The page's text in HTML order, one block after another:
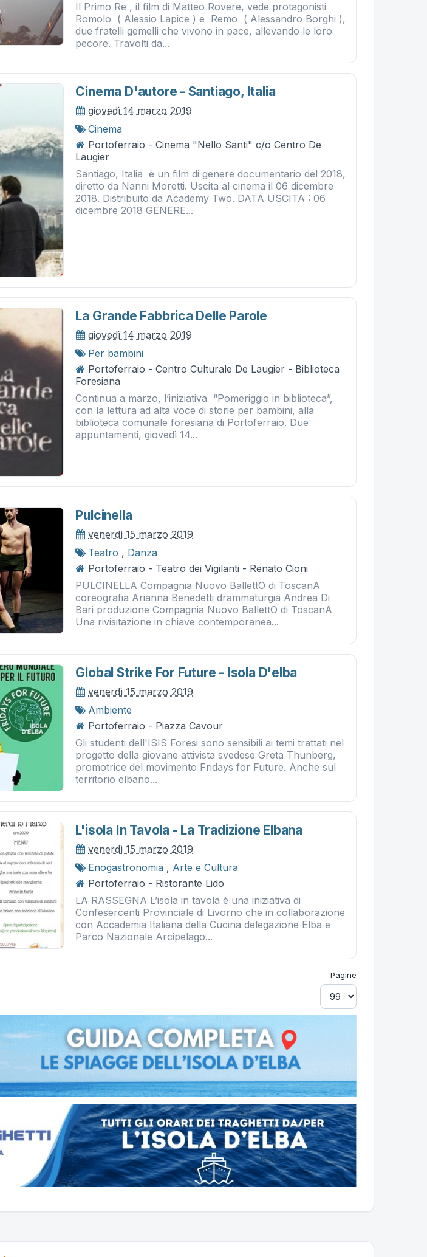
Il Primo Re , il film di Matteo Rovere, vede protagonisti
Romolo ( Alessio Lapice ) e Remo ( Alessandro Borghi ),
due fratelli gemelli che vivono in pace, allevando le loro
pecore. Travolti da...
Cinema D'autore - Santiago, Italia
giovedì 14 marzo 2019
Cinema
Portoferraio - Cinema "Nello Santi" c/o Centro De
Laugier
Santiago, Italia è un film di genere documentario del 2018,
diretto da Nanni Moretti. Uscita al cinema il 06 dicembre
2018. Distribuito da Academy Two. DATA USCITA : 06
dicembre 2018 GENERE...
La Grande Fabbrica Delle Parole
giovedì 14 marzo 2019
Per bambini
Portoferraio - Centro Culturale De Laugier - Biblioteca
Foresiana
Continua a marzo, l’iniziativa “Pomeriggio in biblioteca”,
con la lettura ad alta voce di storie per bambini, alla
biblioteca comunale foresiana di Portoferraio. Due
appuntamenti, giovedì 14...
Pulcinella
venerdì 15 marzo 2019
Teatro , Danza
Portoferraio - Teatro dei Vigilanti - Renato Cioni
PULCINELLA Compagnia Nuovo BallettO di ToscanA
coreografia Arianna Benedetti drammaturgia Andrea Di
Bari produzione Compagnia Nuovo BallettO di ToscanA
Una rivisitazione in chiave contemporanea...
Global Strike For Future - Isola D'elba
venerdì 15 marzo 2019
Ambiente
Portoferraio - Piazza Cavour
Gli studenti dell'ISIS Foresi sono sensibili ai temi trattati nel
progetto della giovane attivista svedese Greta Thunberg,
promotrice del movimento Fridays for Future. Anche sul
territorio elbano...
L'isola In Tavola - La Tradizione Elbana
venerdì 15 marzo 2019
Enogastronomia , Arte e Cultura
Portoferraio - Ristorante Lido
LA RASSEGNA L’isola in tavola è una iniziativa di
Confesercenti Provinciale di Livorno che in collaborazione
con Accademia Italiana della Cucina delegazione Elba e
Parco Nazionale Arcipelago...
Pagine